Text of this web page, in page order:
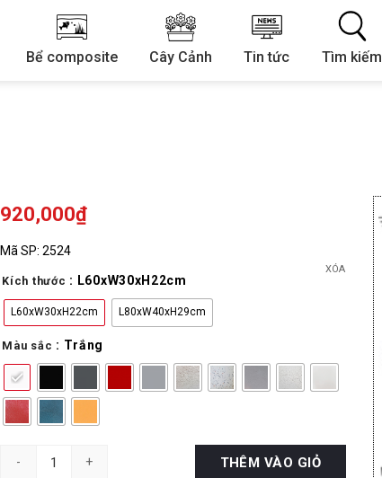
Bể composite Cây Cảnh Tin tức Tìm kiếm
920,000₫
Mã SP:2524
Kích thước : L60xW30xH22cm
L60xW30xH22cm L80xW40xH29cm
Màu sắc : Trắng
XÓA
Chậu Composite Thanh Tâm KP-2524 số lượng
THÊM VÀO GIỎ